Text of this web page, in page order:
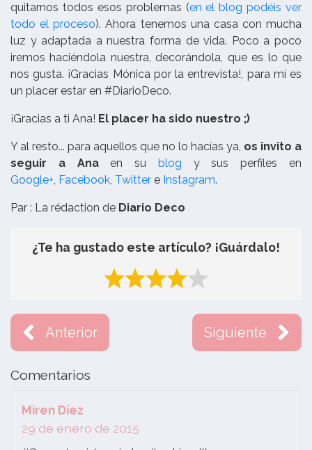
quitarnos todos esos problemas (en el blog podéis ver
todo el proceso). Ahora tenemos una casa con mucha
luz y adaptada a nuestra forma de vida. Poco a poco
iremos haciéndola nuestra, decorándola, que es lo que
nos gusta. ¡Gracias Mónica por la entrevista!, para mí es
un placer estar en #DiarioDeco.
¡Gracias a ti Ana! El placer ha sido nuestro ;)
Y al resto... para aquellos que no lo hacías ya, os invito a
seguir a Ana en su blog y sus perfiles en
Google+, Facebook, Twitter e Instagram.
Par : La rédaction de Diario Deco
¿Te ha gustado este artículo? ¡Guárdalo!
Anterior Siguiente
Comentarios
Miren Díez
29 de enero de 2015